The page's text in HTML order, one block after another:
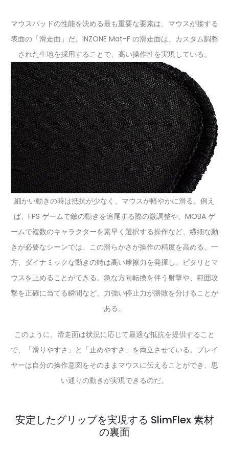
マウスパッドの性能を決める最も重要な要素は、マウスが接する
表面の「滑走面」だ。INZONE Mat-F の滑走面は、カスタム調整
された生地を採用することで、高い操作性を実現している。
細かい動きの時は抵抗が少なく、マウスが軽やかに滑る。例え
ば、FPS ゲームで敵の動きを追尾する際の微調整や、MOBA ゲ
ームで複数のキャラクターを素早く選択する操作など、繊細な動
きが必要なシーンでは、この滑らかさが操作の精度を高める。一
方、ダイナミックな動きの時は高い摩擦力を発揮し、ピタリとマ
ウスを止めることができる。急な方向転換を伴う射撃や、範囲攻
撃を正確に当てる瞬間など、力強い停止力が勝敗を分けることが
ある。
このように、滑走面は状況に応じて最適な抵抗を提供すること
で、「滑りやすさ」と「止めやすさ」を両立させている。プレイ
ヤーは自分の操作意図をそのままマウスに伝えることができ、思
い通りの動きが実現できるのだ。
安定したグリップを実現する SlimFlex 素材
の裏面